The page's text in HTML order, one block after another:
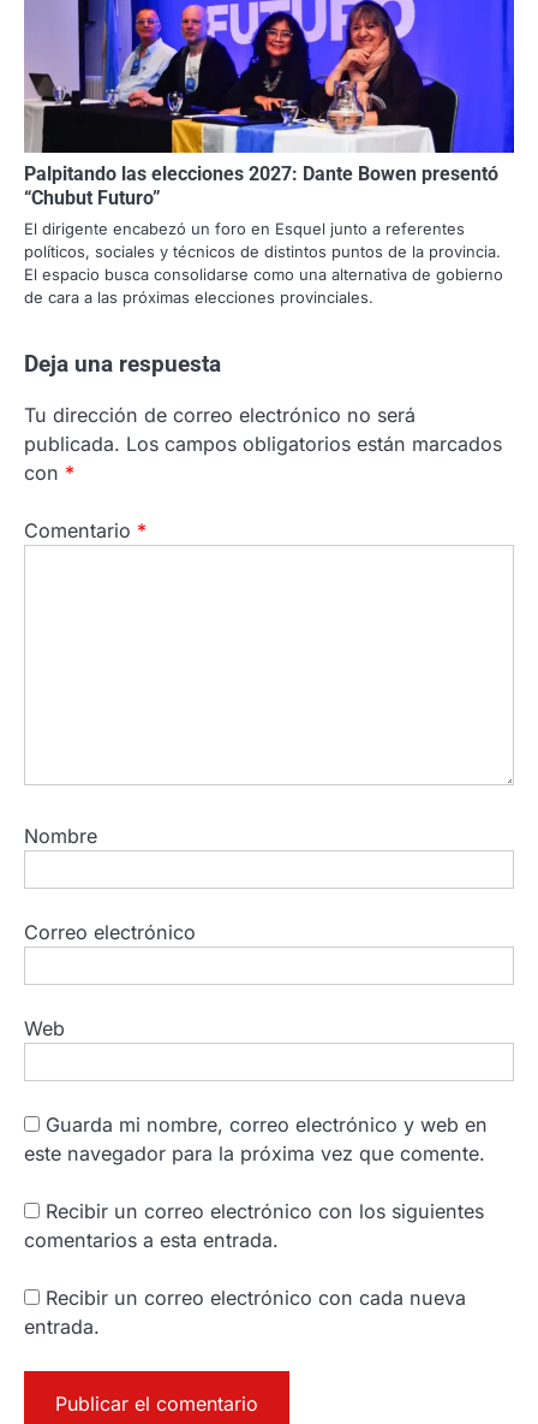
Palpitando las elecciones 2027: Dante Bowen presentó
“Chubut Futuro”
El dirigente encabezó un foro en Esquel junto a referentes
políticos, sociales y técnicos de distintos puntos de la provincia.
El espacio busca consolidarse como una alternativa de gobierno
de cara a las próximas elecciones provinciales.
Deja una respuesta
Tu dirección de correo electrónico no será
publicada. Los campos obligatorios están marcados
con *
Comentario *
Nombre
Correo electrónico
Web
Guarda mi nombre, correo electrónico y web en
este navegador para la próxima vez que comente.
Recibir un correo electrónico con los siguientes
comentarios a esta entrada.
Recibir un correo electrónico con cada nueva
entrada.